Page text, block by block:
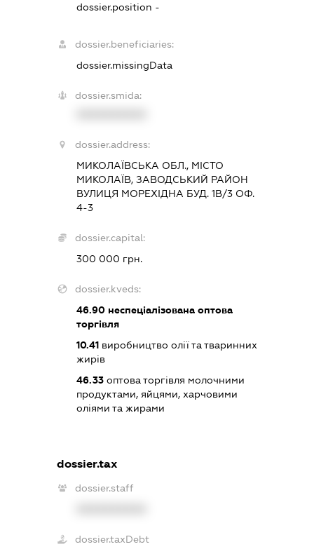
dossier.position -
dossier.beneficiaries:
dossier.missingData
dossier.smida:
dossier.address:
МИКОЛАЇВСЬКА ОБЛ., МІСТО
МИКОЛАЇВ, ЗАВОДСЬКИЙ РАЙОН
ВУЛИЦЯ МОРЕХІДНА БУД. 1В/3 ОФ.
4-3
dossier.capital:
300 000 грн.
dossier.kveds:
46.90неспеціалізована оптова
торгівля
10.41виробництво олії та тваринних
жирів
46.33оптова торгівля молочними
продуктами, яйцями, харчовими
оліями та жирами
dossier.tax
dossier.staff
dossier.taxDebt